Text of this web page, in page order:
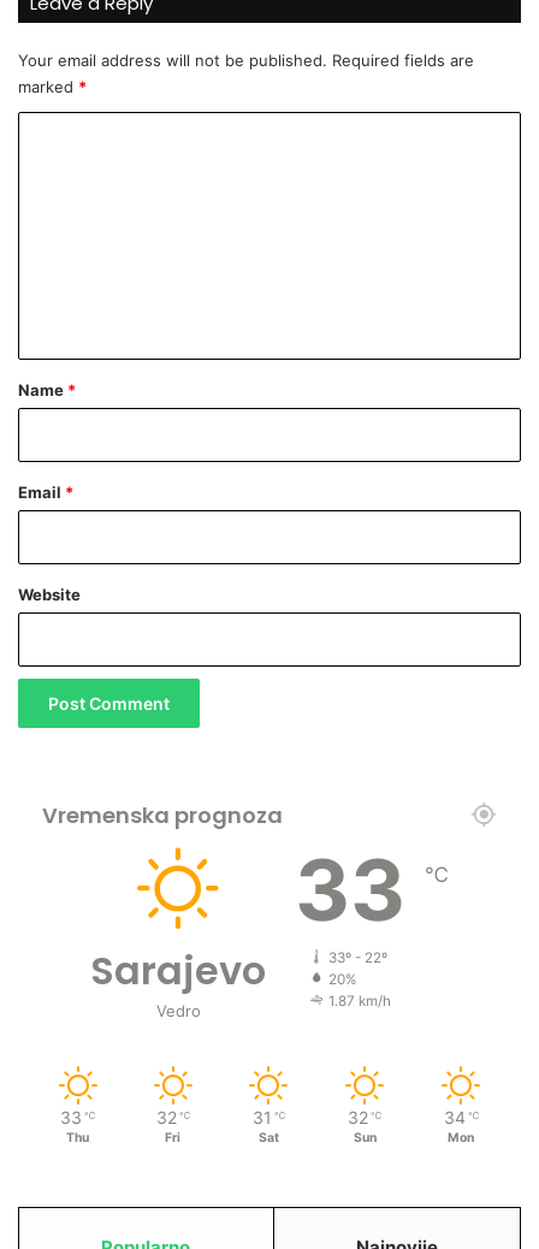
t
i
n
n
e
Your email address will not be published. Required fields are
marked *
*
Name *
Email *
Website
Vremenska prognoza
Sarajevo
Vedro
33 ℃
33º - 22º
20%
1.87 km/h
33 ℃
Thu
32 ℃
Fri
31 ℃
Sat
32 ℃
Sun
34 ℃
Mon